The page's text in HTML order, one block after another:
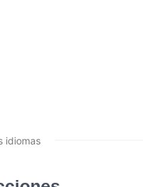
idiomas